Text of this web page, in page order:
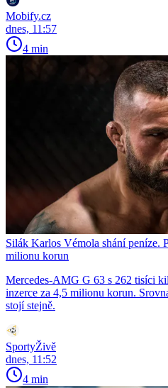
Mobify.cz
dnes, 11:57
4 min
Silák Karlos Vémola shání peníze.
milionu korun
Mercedes-AMG G 63 s 262 tisíci
inzerce za 4,5 milionu korun.
stojí stejně.
SportyŽivě
dnes, 11:52
4 min